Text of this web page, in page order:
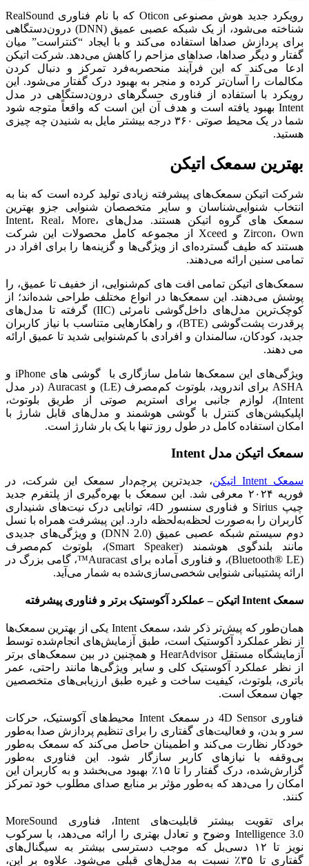
رویکرد جدید هوش مصنوعی Oticon که با نام فناوری RealSound
شناخته می‌شود، از یک شبکه عصبی عمیق (DNN) درون‌دستگاهی
برای پردازش صداها استفاده می‌کند و با ایجاد “کنتراست” میان
گفتار و دیگر صداها، صداهای مزاحم را کاهش می‌دهد. شرکت اتیکن
ادعا می‌کند که این فرآیند منحصربه‌فرد تمرکز و دنبال کردن
مکالمات را آسان‌تر کرده و منجر به بهبود درک گفتار می‌شود. این
رویکرد با استفاده از فناوری حسگرهای درون‌دستگاهی در مدل
Intent بهبود یافته است و هدف آن این است که واقعاً متوجه شود
شما در یک محیط صوتی ۳۶۰ درجه بیشتر مایل به شنیدن چه چیزی
هستید.
بهترین سمعک اتیکن
شرکت اتیکن سمعک‌های پیشرفته‌ زیادی تولید کرده است که بنا به
انتخاب شنوایی‌شناسان و سایر متخصصان شنوایی جزو بهترین
سمعک های گروه اتیکن هستند. مدل‌های Intent، Real، More،
Zircon، Own و Xceed از مجموعه کامل محصولات این شرکت
هستند که طیف گسترده‌ای از ویژگی‌ها و گزینه‌ها را برای افراد در
تمامی سنین ارائه می‌دهند.
سمعک‌های اتیکن تمامی افت های کم‌شنوایی، از خفیف تا عمیق، را
پوشش می‌دهند. این سمعک‌ها در انواع مختلف طراحی شده‌اند؛ از
کوچک‌ترین مدل‌های داخل‌گوشی نامرئی (IIC) گرفته تا مدل‌های
پرقدرت پشت‌گوشی (BTE)، و راهکارهایی متناسب با نیاز کاربران
جدید، کودکان، سالمندان و افرادی با کم‌شنوایی شدید تا عمیق ارائه
می دهند.
ویژگی‌های این سمعک‌ها شامل سازگاری با گوشی های iPhone و
ASHA برای اندروید، بلوتوث کم‌مصرف (LE) و Auracast (در مدل
Intent)، لوازم جانبی برای استریم صوتی از طریق بلوتوث،
اپلیکیشن‌های کنترل با گوشی هوشمند و مدل‌های قابل شارژ با
امکان استفاده کامل در طول روز تنها با یک بار شارژ است.
سمعک اتیکن مدل Intent
سمعک Intent اتیکن
، جدیدترین پرچم‌دار سمعک این شرکت، در
فوریه ۲۰۲۴ معرفی شد. این سمعک با بهره‌گیری از پلتفرم جدید
چیپ Sirius و فناوری سنسور 4D، توانایی درک نیت‌های شنیداری
کاربران را به‌صورت لحظه‌به‌لحظه دارد. این پیشرفت همراه با نسل
دوم سیستم شبکه عصبی عمیق (DNN 2.0) و ویژگی‌های جدیدی
مانند بلندگوی هوشمند (Smart Speaker)، بلوتوث کم‌مصرف
(Bluetooth® LE)، و فناوری آماده برای Auracast™، گامی بزرگ در
ارائه پشتیبانی شنوایی شخصی‌سازی‌شده به شمار می‌آید.
سمعک Intent اتیکن – عملکرد آکوستیک برتر و فناوری پیشرفته
همان‌طور که پیش‌تر ذکر شد، سمعک Intent یکی از بهترین سمعک‌ها
از نظر عملکرد آکوستیک است، طبق آزمایش‌های انجام‌شده توسط
آزمایشگاه مستقل HearAdvisor و همچنین در بین سمعک‌های برتر
از نظر عملکرد آکوستیک کلی و سایر ویژگی‌ها مانند راحتی، عمر
باتری، بلوتوث، کیفیت ساخت و غیره طبق ارزیابی‌های متخصصین
جهان سمعک است.
فناوری 4D Sensor در سمعک Intent محیط‌های آکوستیک، حرکات
سر و بدن، و فعالیت‌های گفتاری را برای تنظیم پردازش صدا به‌طور
خودکار نظارت می‌کند و اطمینان حاصل می‌کند که سمعک به‌طور
بی‌وقفه با نیازهای کاربر سازگار شود. این فناوری به‌طور
گزارش‌شده، درک گفتار را تا ۱۵٪ بهبود می‌بخشد و به کاربران این
امکان را می‌دهد که به‌طور مؤثر بر منابع صدای مطلوب خود تمرکز
کنند.
برای تقویت بیشتر قابلیت‌های Intent، فناوری MoreSound
Intelligence 3.0 وضوح و تعادل بهتری را ارائه می‌دهد، با سرکوب
نویز تا ۱۲ دسی‌بل که موجب دسترسی بیشتر به سیگنال‌های
گفتاری تا ۳۵٪ نسبت به مدل‌های قبلی می‌شود. علاوه بر این،